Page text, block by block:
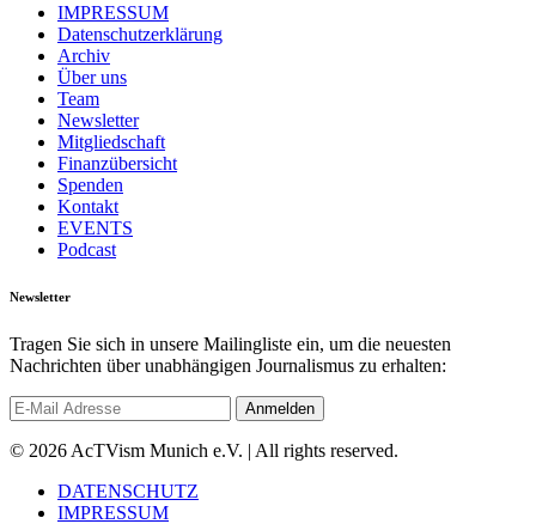
IMPRESSUM
Datenschutzerklärung
Archiv
Über uns
Team
Newsletter
Mitgliedschaft
Finanzübersicht
Spenden
Kontakt
EVENTS
Podcast
Newsletter
Tragen Sie sich in unsere Mailingliste ein, um die neuesten
Nachrichten über unabhängigen Journalismus zu erhalten:
© 2026 AcTVism Munich e.V. | All rights reserved.
DATENSCHUTZ
IMPRESSUM